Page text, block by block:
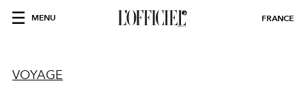
MENU FRANCE
VOYAGE